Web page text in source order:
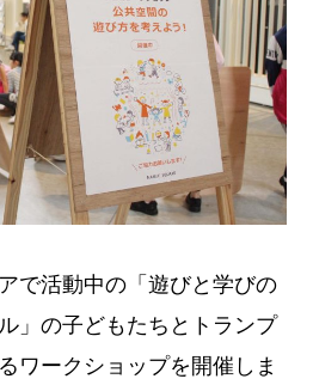
で活動中の「遊びと学びの
」の子どもたちとトランプ
ワークショップを開催しま